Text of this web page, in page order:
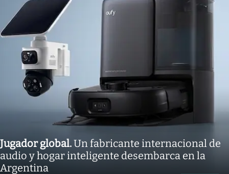
Jugador global.Un fabricante internacional de
audio y hogar inteligente desembarca en la
Argentina